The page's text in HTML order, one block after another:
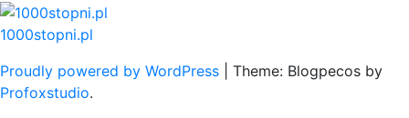
Skip
to
1000stopni.pl
Proudly powered by WordPress
Theme: Blogpecos by
Profoxstudio.